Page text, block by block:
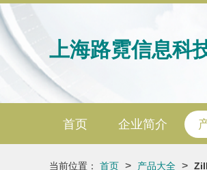
上海路霓信息科
首页 企业简介
当前位置： 首页 > 产品大全 >